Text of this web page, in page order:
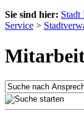
Sie sind hier: Stadt
Service >